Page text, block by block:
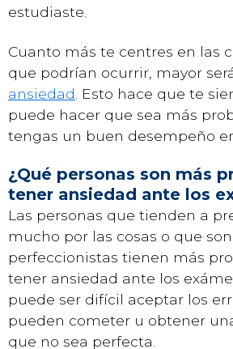
estudiaste.
Cuanto más te centres en las
que podrían ocurrir, mayor
ansiedad . Esto hace que te
puede hacer que sea más
tengas un buen desempeño
¿Qué personas son más
tener ansiedad ante los
Las personas que tienden a
mucho por las cosas o que
perfeccionistas tienen más
tener ansiedad ante los
puede ser difícil aceptar los
pueden cometer u obtener
que no sea perfecta.